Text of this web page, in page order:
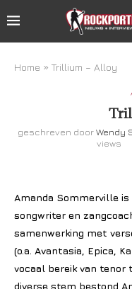
Home » Trillium – Alloy
geschreven doorWendy
views
Amanda Sommerville
songwriter en
samenwerking met
(o.a. Avantasia, Epica,
vocaal bereik van
diverse stem bestond